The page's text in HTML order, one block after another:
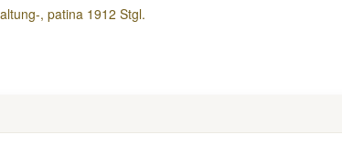
, patina 1912 Stgl.